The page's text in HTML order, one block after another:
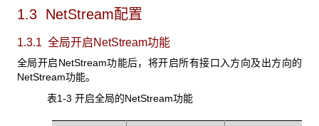
1.3 NetStream配置
1.3.1 全局开启NetStream功能
全局开启NetStream功能后，将开启所有接口入方向及出方向的
NetStream功能。
表1-3 开启全局的NetStream功能